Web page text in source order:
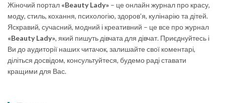
Жіночий портал «Beauty Lady» – це онлайн журнал про красу,
моду, стиль, кохання, психологію, здоров’я, кулінарію та дітей.
Яскравий, сучасний, модний і креативний – це все про журнал
«Beauty Lady», який пишуть дівчата для дівчат. Приєднуйтесь і
Ви до аудиторії наших читачок, залишайте свої коментарі,
діліться досвідом, консультуйтеся, будемо раді ставати
кращими для Вас.